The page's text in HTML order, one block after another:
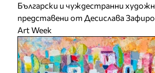
Български и чуждестранни
представени от Десислава
Art Week